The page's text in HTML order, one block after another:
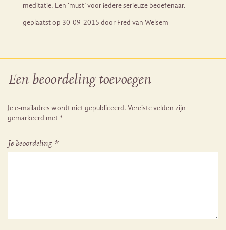
meditatie. Een ‘must’ voor iedere serieuze beoefenaar.
geplaatst op 30-09-2015 door Fred van Welsem
Een beoordeling toevoegen
Je e-mailadres wordt niet gepubliceerd. Vereiste velden zijn
gemarkeerd met*
Je beoordeling *